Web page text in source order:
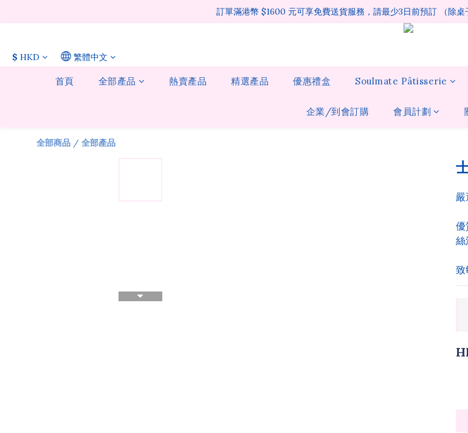
訂單滿港幣 $1600 元可享免費送貨服務，請最少3日前預訂 （除桌
$ HKD 繁體中文
首頁 全部產品 熱賣產品 精選產品 優惠禮盒 Soulmate Pâtisserie
企業/到會訂購 會員計劃
全部商品 / 全部產品
嚴
優
絲
致